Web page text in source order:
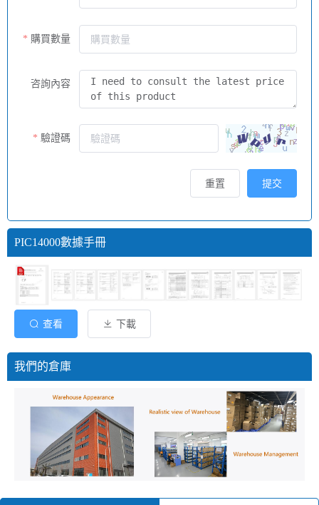
購買數量
咨詢內容
驗證碼
提交
重置
PIC14000數據手冊
查看 下載
我們的倉庫